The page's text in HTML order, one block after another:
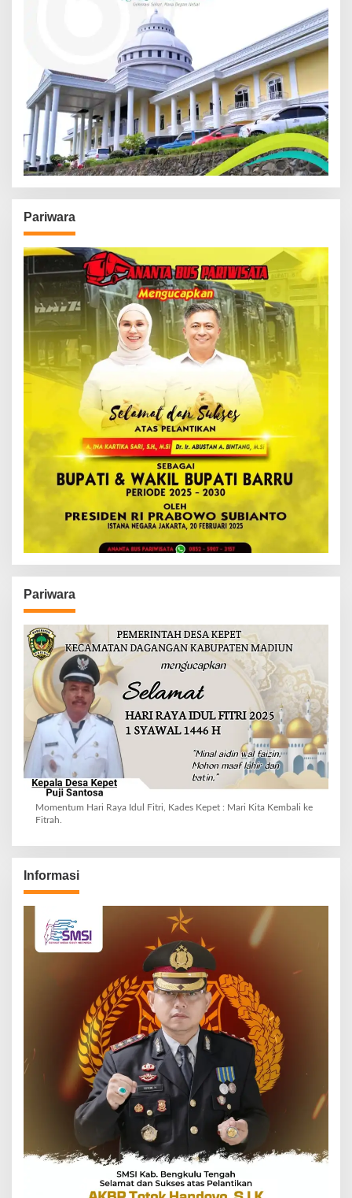
Pariwara
Pariwara
Momentum Hari Raya Idul Fitri, Kades Kepet : Mari Kita Kembali ke
Fitrah.
Informasi